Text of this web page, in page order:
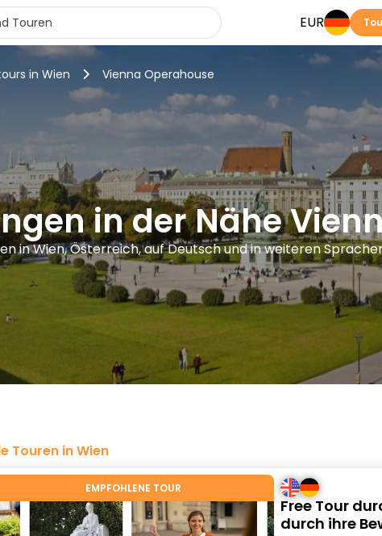
EUR
in Wien Vienna Operahouse
in der Nähe
in Wien, Österreich, auf Deutsch und in weiteren
Touren in Wien
EMPFOHLENE TOUR
Free Tour
durch ihre